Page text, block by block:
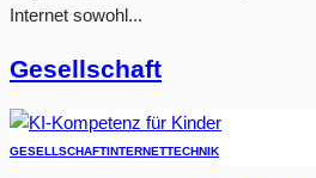
Internet sowohl...
Gesellschaft
GESELLSCHAFTINTERNETTECHNIK